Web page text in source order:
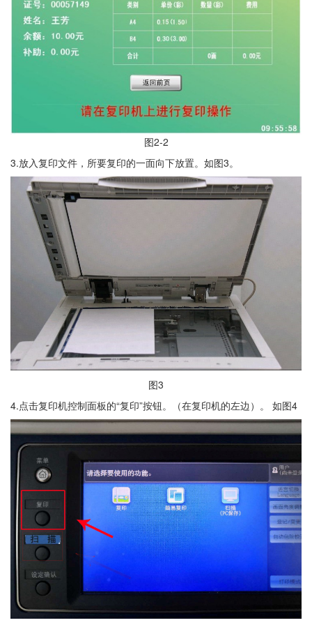
图2-2
3.放入复印文件，所要复印的一面向下放置。如图3。
图3
4.点击复印机控制面板的“复印”按钮。（在复印机的左边）。 如图4